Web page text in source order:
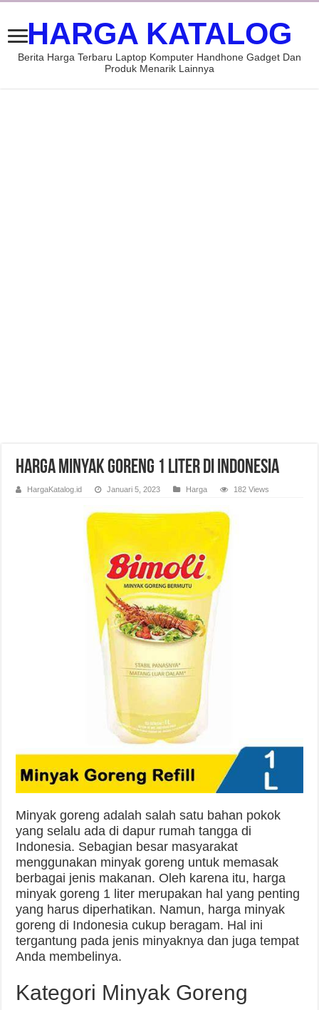
HARGA KATALOG
Berita Harga Terbaru Laptop Komputer Handhone Gadget Dan
Produk Menarik Lainnya
Harga Minyak Goreng 1 Liter di Indonesia
HargaKatalog.id Januari 5, 2023 Harga 182 Views
Minyak goreng adalah salah satu bahan pokok
yang selalu ada di dapur rumah tangga di
Indonesia. Sebagian besar masyarakat
menggunakan minyak goreng untuk memasak
berbagai jenis makanan. Oleh karena itu, harga
minyak goreng 1 liter merupakan hal yang penting
yang harus diperhatikan. Namun, harga minyak
goreng di Indonesia cukup beragam. Hal ini
tergantung pada jenis minyaknya dan juga tempat
Anda membelinya.
Kategori Minyak Goreng